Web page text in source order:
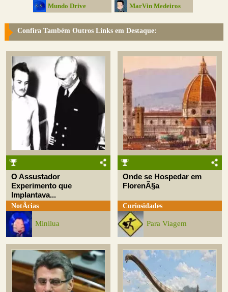
Mundo Drive
MarVin Medeiros
Confira Também Outros Links em Destaque:
O Assustador
Experimento que
Implantava...
NotÃ­cias
Minilua
Onde se Hospedar em
FlorenÃ§a
Curiosidades
Para Viagem